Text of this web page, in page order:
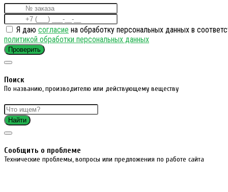
Я даю согласие на обработку персональных данных в
политикой обработки персональных данных
Проверить
Поиск
По названию, производителю или действующему веществу
Найти
Cообщить о проблеме
Технические проблемы, вопросы или предложения по работе сайта